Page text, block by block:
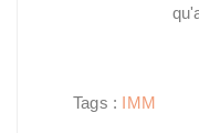
Tags : IMM